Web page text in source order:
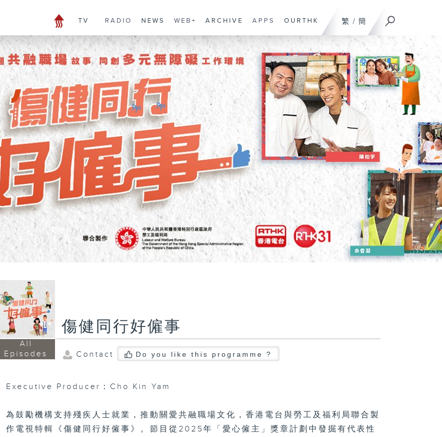
繁 / 簡
TV RADIO NEWS WEB+ ARCHIVE APPS OURTHK
All
Episodes
傷健同行好僱事
Contact Do you like this programme ?
Executive Producer：Cho Kin Yam
為鼓勵機構支持殘疾人士就業，推動關愛共融職場文化，香港電台與勞工及福利局聯合製
作電視特輯《傷健同行好僱事》。節目從2025年「愛心僱主」獎章計劃中發掘有代表性